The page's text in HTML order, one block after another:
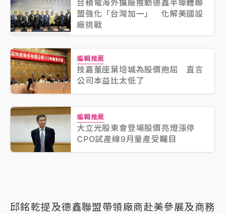
台積電海外擴廠推動德鑫半導體聯
盟強化「台灣加一」 化解美國設
廠挑戰
編輯推薦
技嘉董座葉培城為股價抱屈 直言
公司本益比太低了
編輯推薦
大立光股東會登場股價亮燈漲停
CPO試產線9月量產受矚目
邱銘乾提及德鑫聯盟帶領廠商赴美參展及商務